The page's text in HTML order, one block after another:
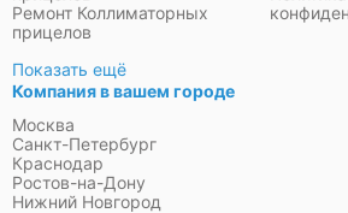
Ремонт Коллиматорных
прицелов
Показать ещё
Компания в вашем городе
Москва
Санкт-Петербург
Краснодар
Ростов-на-Дону
Нижний Новгород